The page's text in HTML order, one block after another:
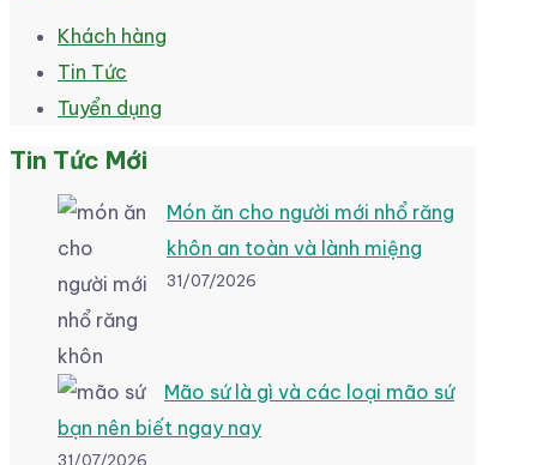
Khách hàng
Tin Tức
Tuyển dụng
Tin Tức Mới
Món ăn cho người mới nhổ răng
khôn an toàn và lành miệng
31/07/2026
Mão sứ là gì và các loại mão sứ
bạn nên biết ngay nay
31/07/2026